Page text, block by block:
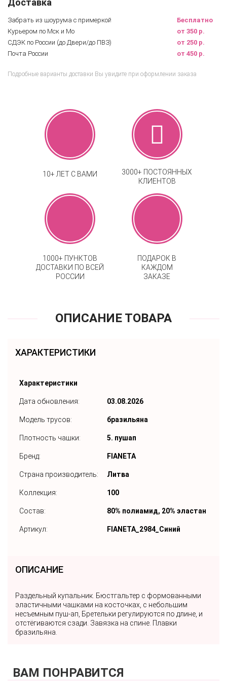
Доставка
Забрать из шоурума с примеркой
Бесплатно
Курьером по Мск и Мо
от 350 р.
СДЭК по России (до Двери/до ПВЗ)
от 250 р.
Почта России
от 450 р.
Подробные варианты доставки Вы увидите при оформлении заказа
10+ ЛЕТ С ВАМИ
3000+ ПОСТОЯННЫХ
КЛИЕНТОВ
1000+ ПУНКТОВ
ДОСТАВКИ ПО ВСЕЙ
РОССИИ
ПОДАРОК В
КАЖДОМ
ЗАКАЗЕ
ОПИСАНИЕ ТОВАРА
ХАРАКТЕРИСТИКИ
Характеристики
Дата обновления: 03.08.2026
Модель трусов: бразильяна
Плотность чашки: 5. пушап
Бренд: FIANETA
Страна производитель: Литва
Коллекция: 100
Состав: 80% полиамид, 20% эластан
Артикул: FIANETA_2984_Синий
ОПИСАНИЕ
Раздельный купальник. Бюстгальтер с формованными
эластичными чашками на косточках, с небольшим
несъемным пуш-ап, Бретельки регулируются по длине, и
отстёгиваются сзади. Завязка на спине. Плавки
бразильяна.
ВАМ ПОНРАВИТСЯ